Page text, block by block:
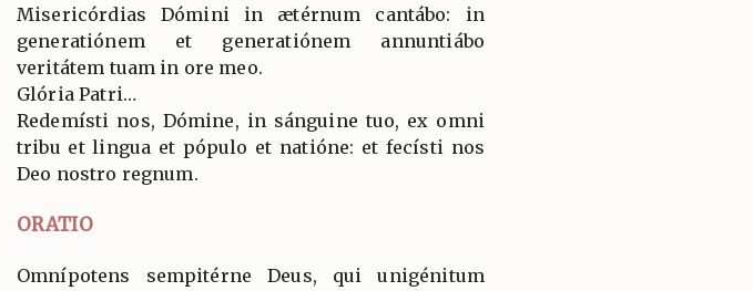
Misericórdias Dómini in ætérnum cantábo: in
generatiónem et generatiónem annuntiábo
veritátem tuam in ore meo.
Glória Patri…
Redemísti nos, Dómine, in sánguine tuo, ex omni
tribu et lingua et pópulo et natióne: et fecísti nos
Deo nostro regnum.
ORATIO
Omnípotens sempitérne Deus, qui unigénitum